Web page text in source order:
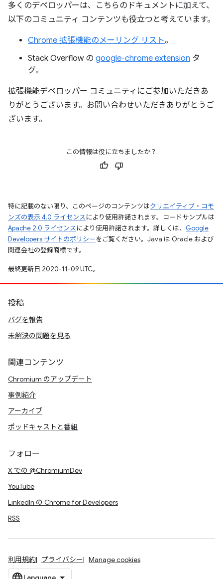
多くのデベロッパーは、こちらのドキュメントに加えて、
以下のコミュニティ コンテンツも役立つと考えています。
Chrome 拡張機能のメーリング リスト。
Stack Overflow の google-chrome extension タ
グ。
拡張機能デベロッパー コミュニティにご参加いただきあ
りがとうございます。お問い合わせいただきありがとうご
ざいます。
この情報は役に立ちましたか？
特に記載のない限り、このページのコンテンツはクリエイティブ・コモ
ンズの表示 4.0 ライセンスにより使用許諾されます。コードサンプルは
Apache 2.0 ライセンスにより使用許諾されます。詳しくは、 Google
Developers サイトのポリシーをご覧ください。Java は Oracle および
関連会社の登録商標です。
最終更新日 2020-11-09 UTC。
投稿
バグを報告
未解決の問題を見る
関連コンテンツ
Chromium のアップデート
事例紹介
アーカイブ
ポッドキャストと番組
フォロー
X での @ChromiumDev
YouTube
LinkedIn の Chrome for Developers
RSS
利用規約 プライバシー Manage cookies